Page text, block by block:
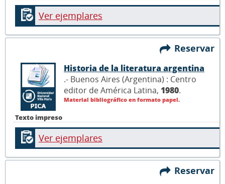
Ver ejemplares
Reservar
Texto impreso
Historia de la literatura argentina
.- Buenos Aires (Argentina) : Centro
editor de América Latina, 1980.
Material bibliográfico en formato papel.
Ver ejemplares
Reservar